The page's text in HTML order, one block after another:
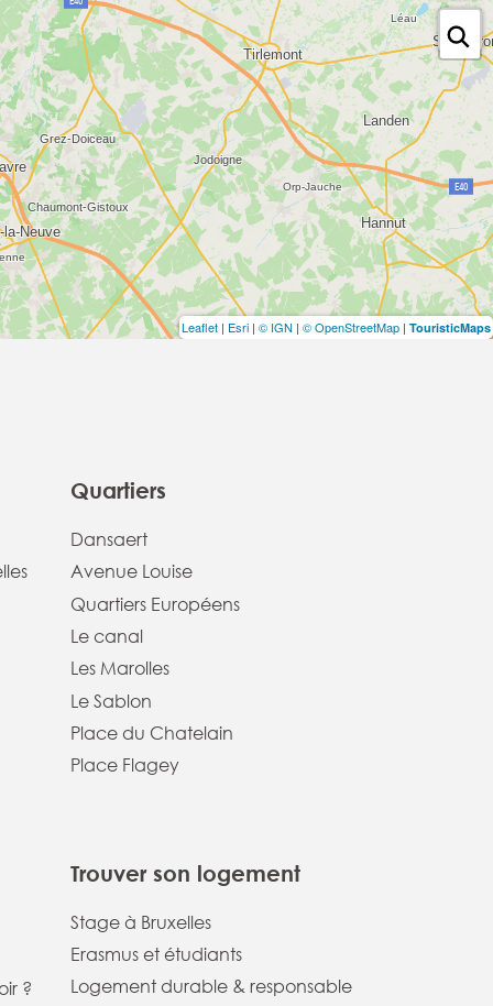
Leaflet | Esri | © IGN | © OpenStreetMap | TouristicMaps
Quartiers
Dansaert
Avenue Louise
Quartiers Européens
Le canal
Les Marolles
Le Sablon
Place du Chatelain
Place Flagey
?
Trouver son logement
Stage à Bruxelles
Erasmus et étudiants
Logement durable & responsable